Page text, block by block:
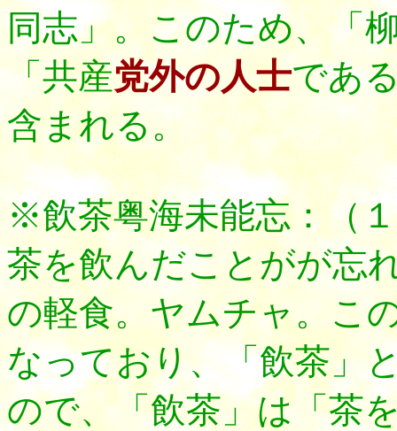
同志」。このため、「
「共産党外の人士であ
含まれる。
※飲茶粤海未能忘：（
茶を飲んだことがが忘
の軽食。ヤムチャ。こ
なっており、「飲茶」
ので、「飲茶」は「茶